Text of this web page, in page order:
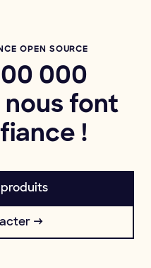
OPEN SOURCE
000
font
!
→